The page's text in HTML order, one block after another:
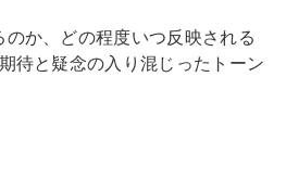
か、どの程度いつ反映される
待と疑念の入り混じったトーン